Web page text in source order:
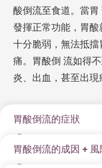
酸倒流至食道。當
發揮正常功能，胃
十分脆弱，無法抵
痛。胃酸倒 流如得
炎、出血，甚至出現
胃酸倒流的症狀
胸痛(火燒心)
胃酸倒流的成因 +